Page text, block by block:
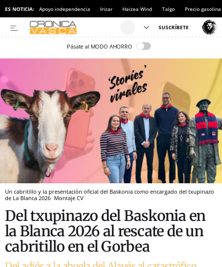
ES NOTICIA: Apoyo independencia Irizar Haizea Wind Talgo Precio gasolina
Pásate al MODO AHORRO
Un cabritillo y la presentación oficial del Baskonia como encargado del txupinazo
de La Blanca 2026 Montaje CV
Del txupinazo del Baskonia en
la Blanca 2026 al rescate de un
cabritillo en el Gorbea